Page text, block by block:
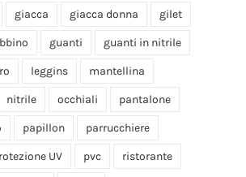
giacca giacca donna gilet
guanti guanti in nitrile
leggins mantellina
nitrile occhiali pantalone
papillon parrucchiere
UV pvc ristorante